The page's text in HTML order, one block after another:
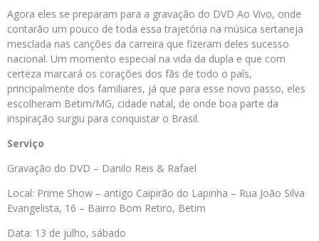
Agora eles se preparam para a gravação do DVD Ao Vivo, onde
contarão um pouco de toda essa trajetória na música sertaneja
mesclada nas canções da carreira que fizeram deles sucesso
nacional. Um momento especial na vida da dupla e que com
certeza marcará os corações dos fãs de todo o país,
principalmente dos familiares, já que para esse novo passo, eles
escolheram Betim/MG, cidade natal, de onde boa parte da
inspiração surgiu para conquistar o Brasil.
Serviço
Gravação do DVD – Danilo Reis & Rafael
Local: Prime Show – antigo Caipirão do Lapinha – Rua João Silva
Evangelista, 16 – Bairro Bom Retiro, Betim
Data: 13 de julho, sábado